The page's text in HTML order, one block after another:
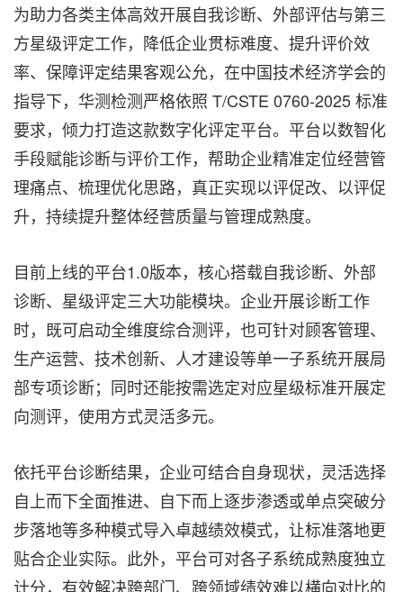
为助力各类主体高效开展自我诊断、外部评估与第三
方星级评定工作，降低企业贯标难度、提升评价效
率、保障评定结果客观公允，在中国技术经济学会的
指导下，华测检测严格依照 T/CSTE 0760-2025 标准
要求，倾力打造这款数字化评定平台。平台以数智化
手段赋能诊断与评价工作，帮助企业精准定位经营管
理痛点、梳理优化思路，真正实现以评促改、以评促
升，持续提升整体经营质量与管理成熟度。
目前上线的平台1.0版本，核心搭载自我诊断、外部
诊断、星级评定三大功能模块。企业开展诊断工作
时，既可启动全维度综合测评，也可针对顾客管理、
生产运营、技术创新、人才建设等单一子系统开展局
部专项诊断；同时还能按需选定对应星级标准开展定
向测评，使用方式灵活多元。
依托平台诊断结果，企业可结合自身现状，灵活选择
自上而下全面推进、自下而上逐步渗透或单点突破分
步落地等多种模式导入卓越绩效模式，让标准落地更
贴合企业实际。此外，平台可对各子系统成熟度独立
计分，有效解决跨部门、跨领域绩效难以横向对比的